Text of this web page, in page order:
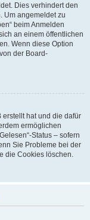
Dies verhindert den
Um angemeldet zu
beim Anmelden
an einem öffentlichen
Wenn diese Option
der Board-
erstellt hat und die dafür
ermöglichen
Status – sofern
Sie Probleme bei der
die Cookies löschen.